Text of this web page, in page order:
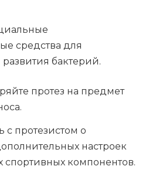
средства для
бактерий.
протез на предмет
с протезистом о
настроек
компонентов.